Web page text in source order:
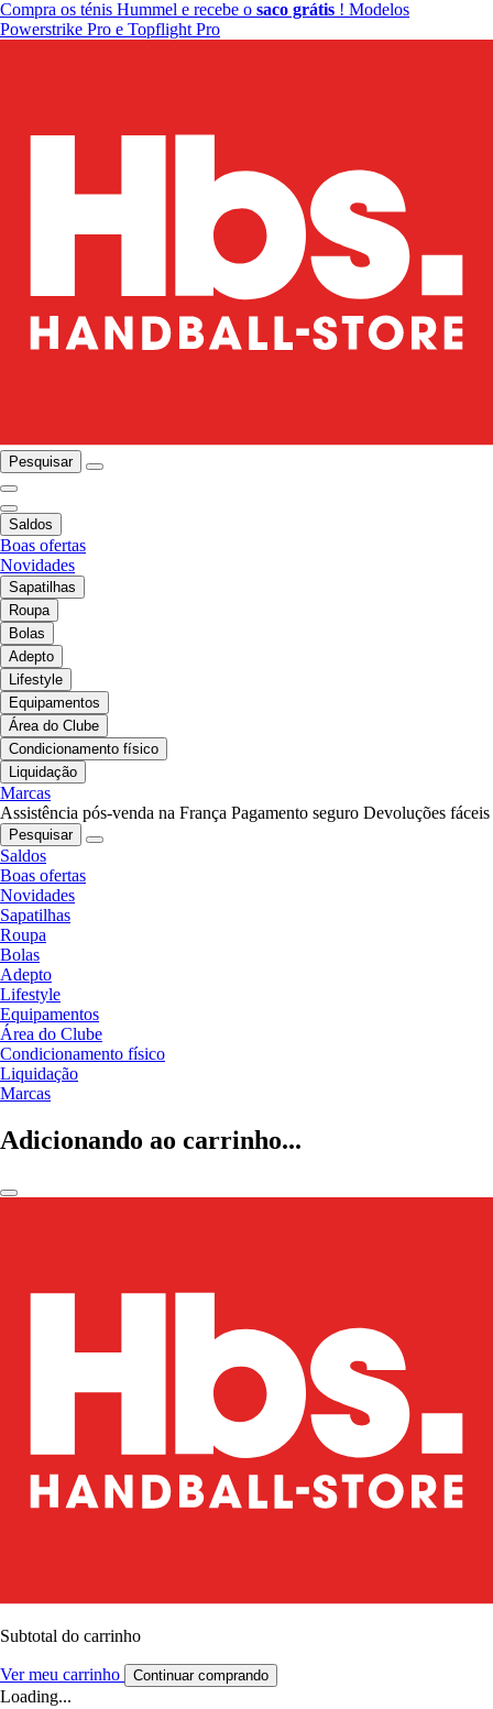
Compra os ténis Hummel e recebe o saco grátis ! Modelos
Powerstrike Pro e Topflight Pro
Pesquisar
Saldos
Boas ofertas
Novidades
Sapatilhas
Roupa
Bolas
Adepto
Lifestyle
Equipamentos
Área do Clube
Condicionamento físico
Liquidação
Marcas
Assistência pós-venda na França Pagamento seguro Devoluções fáceis
Pesquisar
Saldos
Boas ofertas
Novidades
Sapatilhas
Roupa
Bolas
Adepto
Lifestyle
Equipamentos
Área do Clube
Condicionamento físico
Liquidação
Marcas
Adicionando ao carrinho...
Subtotal do carrinho
Ver meu carrinho Continuar comprando
Loading...